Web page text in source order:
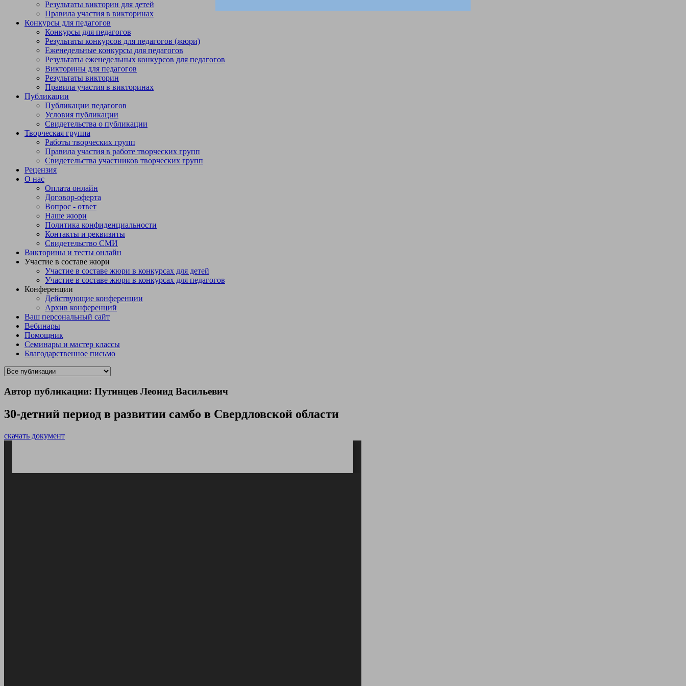
Результаты викторин для детей
Правила участия в викторинах
Конкурсы для педагогов
Конкурсы для педагогов
Результаты конкурсов для педагогов (жюри)
Еженедельные конкурсы для педагогов
Результаты еженедельных конкурсов для педагогов
Викторины для педагогов
Результаты викторин
Правила участия в викторинах
Публикации
Публикации педагогов
Условия публикации
Свидетельства о публикации
Творческая группа
Работы творческих групп
Правила участия в работе творческих групп
Свидетельства участников творческих групп
Рецензия
О нас
Оплата онлайн
Договор-оферта
Вопрос - ответ
Наше жюри
Политика конфиденциальности
Контакты и реквизиты
Свидетельство СМИ
Викторины и тесты онлайн
Участие в составе жюри
Участие в составе жюри в конкурсах для детей
Участие в составе жюри в конкурсах для педагогов
Конференции
Действующие конференции
Архив конференций
Ваш персональный сайт
Вебинары
Помощник
Семинары и мастер классы
Благодарственное письмо
Автор публикации: Путинцев Леонид Васильевич
30-детний период в развитии самбо в Свердловской области
скачать документ